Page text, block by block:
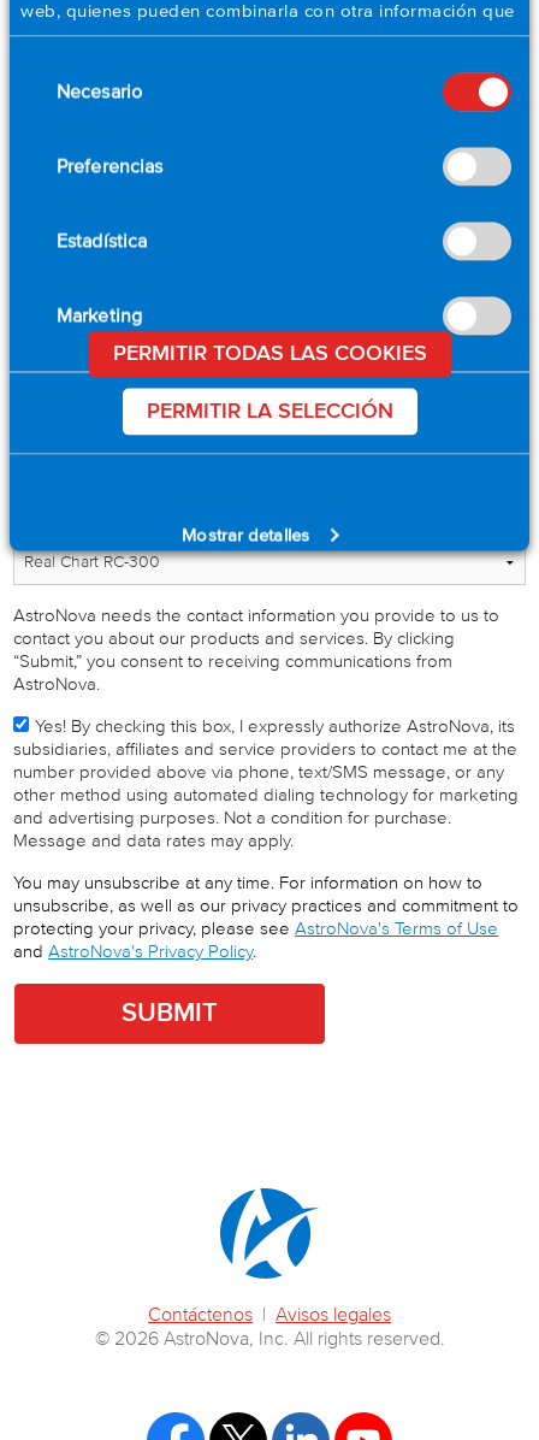
web, quienes pueden combinarla con otra información que
les haya proporcionado o que hayan recopilado a partir
del uso que haya hecho de sus servicios. Establezca sus
preferencias de cookies a continuación.
Necesario
Preferencias
Estadística
Marketing
Mostrar detalles
PERMITIR TODAS LAS COOKIES
PERMITIR LA SELECCIÓN
Country
*
AstroNova needs the contact information you provide to us to
contact you about our products and services. By clicking
“Submit,” you consent to receiving communications from
AstroNova.
Yes! By checking this box, I expressly authorize AstroNova, its
subsidiaries, affiliates and service providers to contact me at the
number provided above via phone, text/SMS message, or any
other method using automated dialing technology for marketing
and advertising purposes. Not a condition for purchase.
Message and data rates may apply.
You may unsubscribe at any time. For information on how to
unsubscribe, as well as our privacy practices and commitment to
protecting your privacy, please seeAstroNova's Terms of Use
andAstroNova's Privacy Policy.
Contáctenos
Avisos legales
© 2026 AstroNova, Inc. All rights reserved.